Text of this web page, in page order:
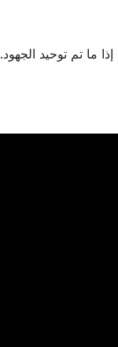
ما تم توحيد الجهود.